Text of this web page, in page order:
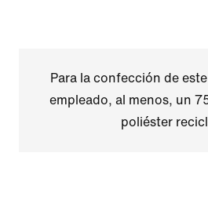
Para la confección de
empleado, al menos, un
poliéster